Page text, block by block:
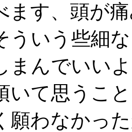
ます、頭が
ういう些細
まんでいい
いて思うこ
願わなかっ